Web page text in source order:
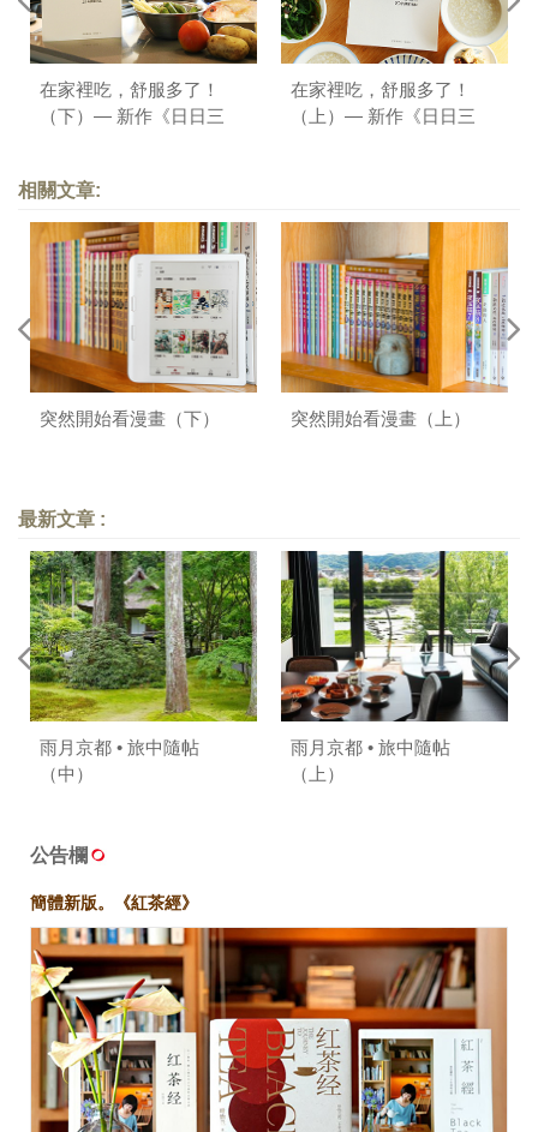
在家裡吃，舒服多了！
（下）— 新作《日日三
在家裡吃，舒服多了！
（上）— 新作《日日三
相關文章:
突然開始看漫畫（下） 突然開始看漫畫（上）
最新文章 :
雨月京都 • 旅中隨帖
（中）
雨月京都 • 旅中隨帖
（上）
公告欄
簡體新版。《紅茶經》